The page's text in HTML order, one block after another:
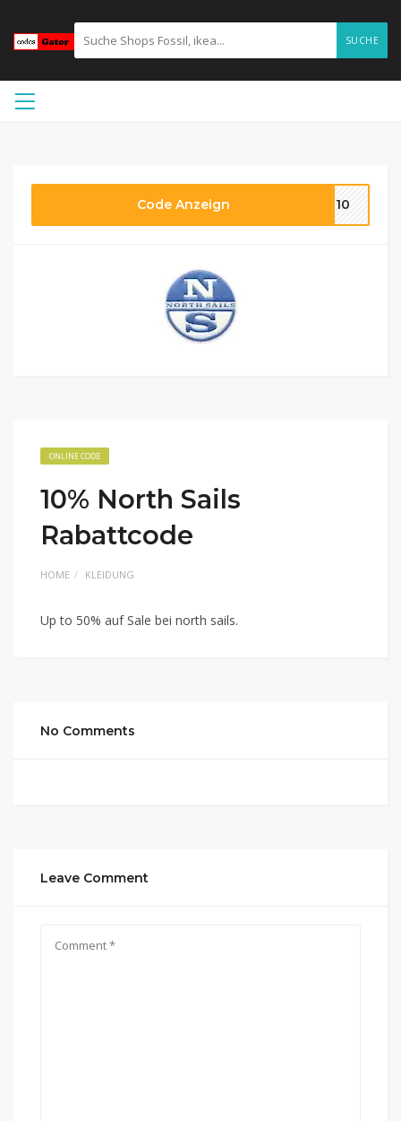
SUCHE
Code Anzeign ME10
ONLINE CODE
10% North Sails
Rabattcode
HOME KLEIDUNG
Up to 50% auf Sale bei north sails.
No Comments
Leave Comment